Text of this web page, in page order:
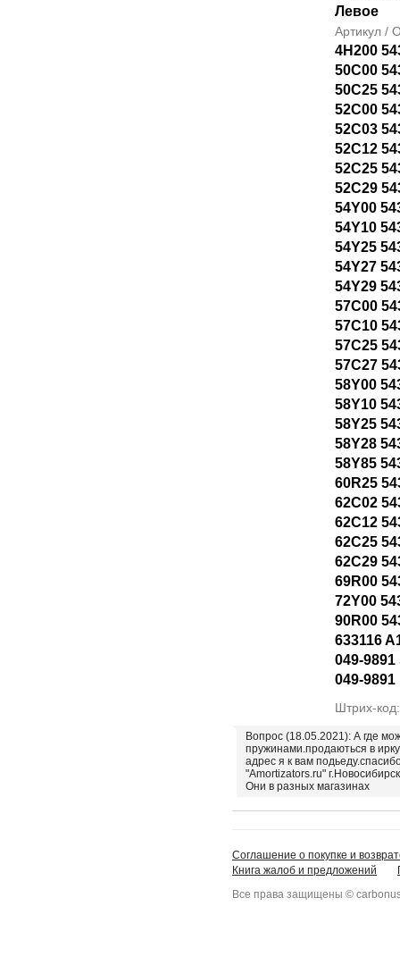
Левое
Артикул /
4H200
50C00
50C25
52C00
52C03
52C12
52C25
52C29
54Y00
54Y10
54Y25
54Y27
54Y29
57C00
57C10
57C25
57C27
58Y00
58Y10
58Y25
58Y28
58Y85
60R25
62C02
62C12
62C25
62C29
69R00
72Y00
90R00
633116
049-9891
049-9891
Штрих-
Вопрос (18.05.2021): А где
пружинами.продаються в
адрес я к вам
"Amortizators.ru"
Они в разных магазинах
Соглашение о покупке и
Книга жалоб и предложений
Все права защищены ©